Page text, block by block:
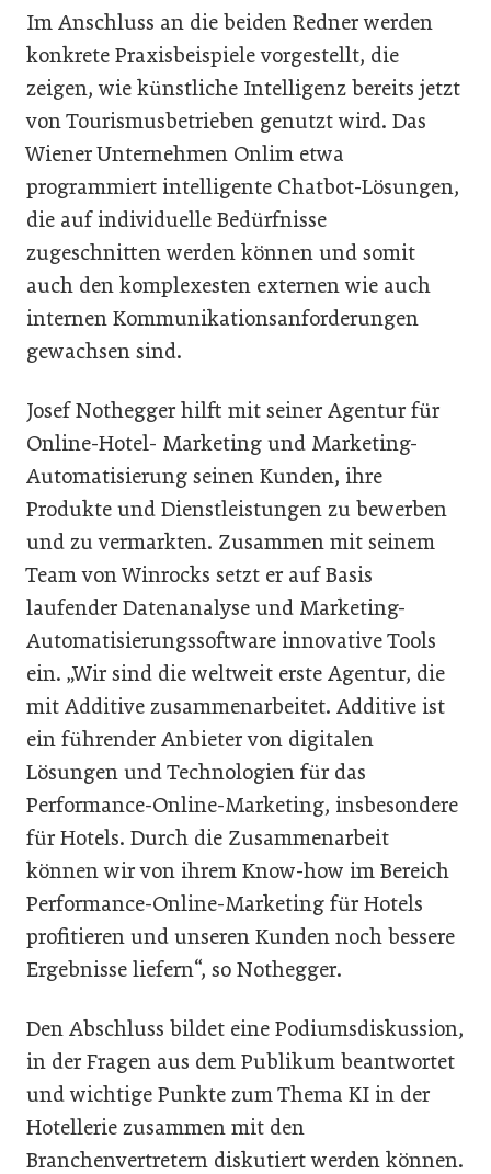
Im Anschluss an die beiden Redner werden
konkrete Praxisbeispiele vorgestellt, die
zeigen, wie künstliche Intelligenz bereits jetzt
von Tourismusbetrieben genutzt wird. Das
Wiener Unternehmen Onlim etwa
programmiert intelligente Chatbot-Lösungen,
die auf individuelle Bedürfnisse
zugeschnitten werden können und somit
auch den komplexesten externen wie auch
internen Kommunikationsanforderungen
gewachsen sind.
Josef Nothegger hilft mit seiner Agentur für
Online-Hotel- Marketing und Marketing-
Automatisierung seinen Kunden, ihre
Produkte und Dienstleistungen zu bewerben
und zu vermarkten. Zusammen mit seinem
Team von Winrocks setzt er auf Basis
laufender Datenanalyse und Marketing-
Automatisierungssoftware innovative Tools
ein. „Wir sind die weltweit erste Agentur, die
mit Additive zusammenarbeitet. Additive ist
ein führender Anbieter von digitalen
Lösungen und Technologien für das
Performance-Online-Marketing, insbesondere
für Hotels. Durch die Zusammenarbeit
können wir von ihrem Know-how im Bereich
Performance-Online-Marketing für Hotels
profitieren und unseren Kunden noch bessere
Ergebnisse liefern“, so Nothegger.
Den Abschluss bildet eine Podiumsdiskussion,
in der Fragen aus dem Publikum beantwortet
und wichtige Punkte zum Thema KI in der
Hotellerie zusammen mit den
Branchenvertretern diskutiert werden können.